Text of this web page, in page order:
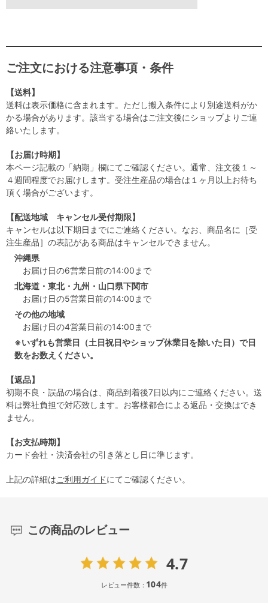
ご注文における注意事項・条件
【送料】
送料は表示価格に含まれます。ただし搬入条件により別途送料がか
かる場合があります。該当する場合はご注文後にショップよりご連
絡いたします。
【お届け時期】
本ページ記載の「納期」欄にてご確認ください。通常、注文後１～
４週間程度でお届けします。受注生産品の場合は１ヶ月以上お待ち
頂く場合がございます。
【配送地域 キャンセル受付期限】
キャンセルは以下期日までにご連絡ください。なお、商品名に［受
注生産品］の表記がある商品はキャンセルできません。
沖縄県
お届け日の6営業日前の14:00まで
北海道・東北・九州・山口県下関市
お届け日の5営業日前の14:00まで
その他の地域
お届け日の4営業日前の14:00まで
※いずれも営業日（土日祝日やショップ休業日を除いた日）で日
数をお数えください。
【返品】
初期不良・誤品の場合は、商品到着後7日以内にご連絡ください。送
料は弊社負担で対応致します。お客様都合による返品・交換はでき
ません。
【お支払時期】
カード会社・決済会社の引き落とし日に準じます。
上記の詳細はご利用ガイドにてご確認ください。
この商品のレビュー
4.7
レビュー件数： 104件